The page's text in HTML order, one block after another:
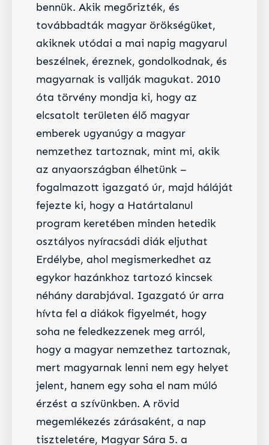
bennük. Akik megőrizték, és
továbbadták magyar örökségüket,
akiknek utódai a mai napig magyarul
beszélnek, éreznek, gondolkodnak, és
magyarnak is vallják magukat. 2010
óta törvény mondja ki, hogy az
elcsatolt területen élő magyar
emberek ugyanúgy a magyar
nemzethez tartoznak, mint mi, akik
az anyaországban élhetünk –
fogalmazott igazgató úr, majd háláját
fejezte ki, hogy a Határtalanul
program keretében minden hetedik
osztályos nyíracsádi diák eljuthat
Erdélybe, ahol megismerkedhet az
egykor hazánkhoz tartozó kincsek
néhány darabjával. Igazgató úr arra
hívta fel a diákok figyelmét, hogy
soha ne feledkezzenek meg arról,
hogy a magyar nemzethez tartoznak,
mert magyarnak lenni nem egy helyet
jelent, hanem egy soha el nam múló
érzést a szívünkben. A rövid
megemlékezés zárásaként, a nap
tiszteletére, Magyar Sára 5. a